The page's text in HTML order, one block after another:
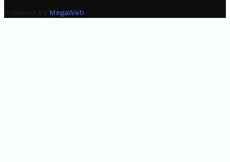
Powered By MegaWeb